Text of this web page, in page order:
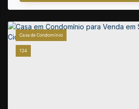
124
Casa de Condomínio